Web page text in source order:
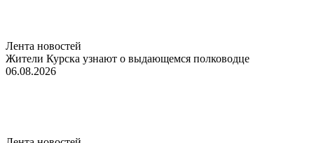
Лента новостей
Жители Курска узнают о выдающемся полководце
06.08.2026